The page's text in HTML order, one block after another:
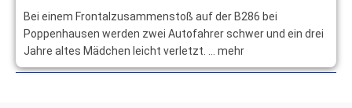
Bei einem Frontalzusammenstoß auf der B286 bei
Poppenhausen werden zwei Autofahrer schwer und ein drei
Jahre altes Mädchen leicht verletzt. … mehr